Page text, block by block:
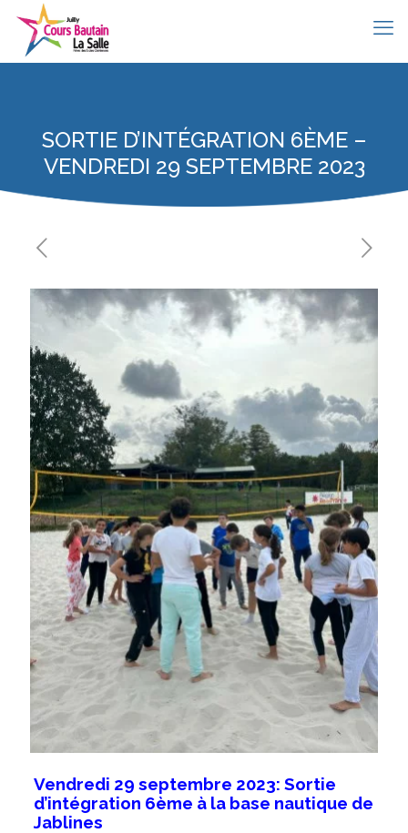
SORTIE D’INTÉGRATION 6ÈME –
VENDREDI 29 SEPTEMBRE 2023
Vendredi 29 septembre 2023: Sortie
d’intégration 6ème à la base nautique de
Jablines